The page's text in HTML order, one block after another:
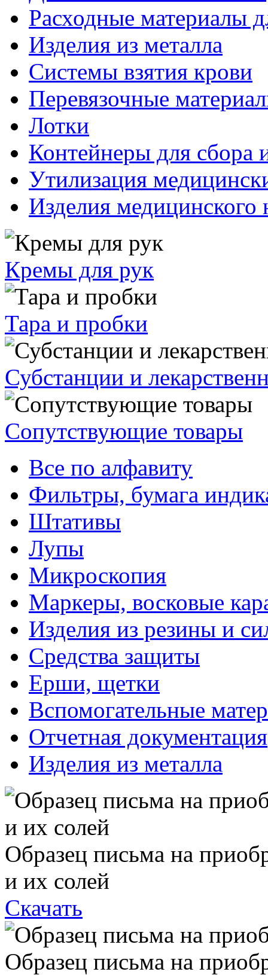
Расходные материалы
Изделия из металла
Системы взятия крови
Перевязочные
Лотки
Контейнеры для сбора
Утилизация
Изделия медицинского
Кремы для рук
Тара и пробки
Субстанции и
Сопутствующие товары
Все по алфавиту
Фильтры, бумага
Штативы
Лупы
Микроскопия
Маркеры, восковые
Изделия из резины и
Средства защиты
Ерши, щетки
Вспомогательные
Отчетная документация
Изделия из металла
Образец письма на
и их солей
Скачать
Образец письма на